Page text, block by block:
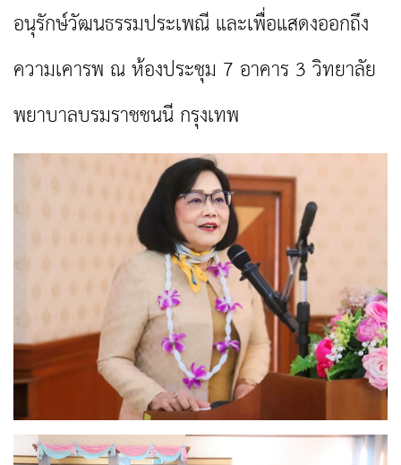
อนุรักษ์วัฒนธรรมประเพณี และเพื่อแสดงออกถึง
ความเคารพ ณ ห้องประชุม 7 อาคาร 3 วิทยาลัย
พยาบาลบรมราชชนนี กรุงเทพ